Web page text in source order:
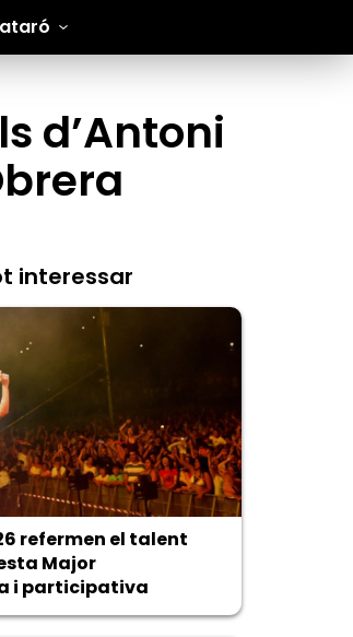
d’Antoni
interessar
refermen el talent
Major
i participativa